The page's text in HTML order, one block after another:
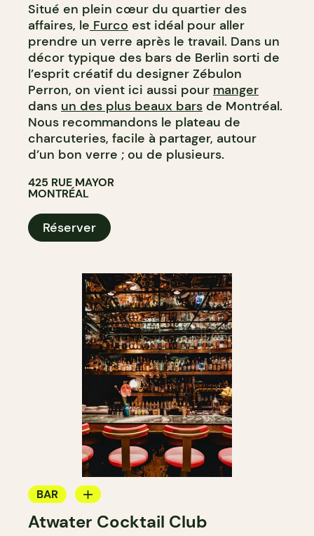
BAR À VIN
Situé en plein cœur du quartier des
affaires, le Furco est idéal pour aller
prendre un verre après le travail. Dans un
décor typique des bars de Berlin sorti de
l’esprit créatif du designer Zébulon
Perron, on vient ici aussi pour manger
dans un des plus beaux bars de Montréal.
Nous recommandons le plateau de
charcuteries, facile à partager, autour
d’un bon verre ; ou de plusieurs.
425 RUE MAYOR
MONTRÉAL
Réserver
BAR
BAR À COCKTAIL
Atwater Cocktail Club